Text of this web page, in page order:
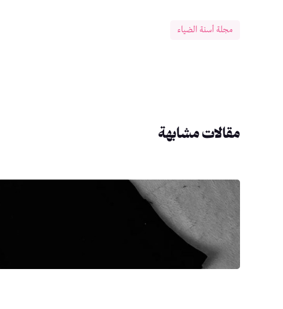
مجلة أسنة الضياء
مقالات مشابهة